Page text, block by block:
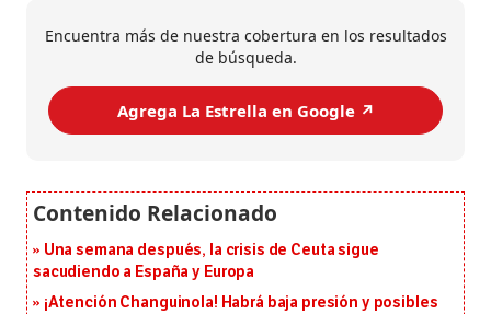
Encuentra más de nuestra cobertura en los resultados
de búsqueda.
Agrega La Estrella en Google ↗️
Una semana después, la crisis de Ceuta sigue
sacudiendo a España y Europa
¡Atención Changuinola! Habrá baja presión y posibles